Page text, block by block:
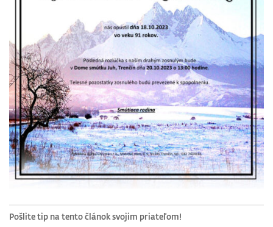
Pošlite tip na tento článok svojim priateľom!